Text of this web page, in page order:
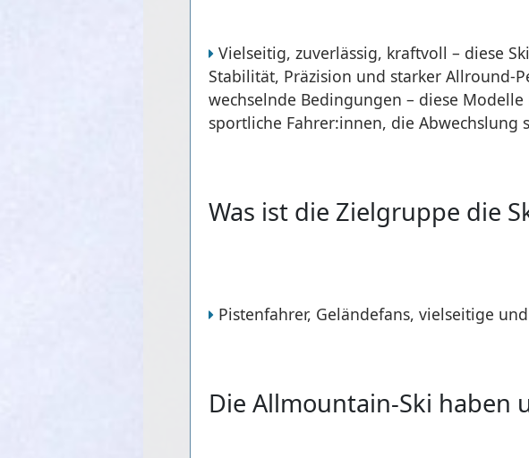
Vielseitig, zuverlässig, kraftvoll – diese
Stabilität, Präzision und starker Allround-
wechselnde Bedingungen – diese
sportliche Fahrer:innen, die Abwechslung
Was ist die Zielgruppe die
Pistenfahrer, Geländefans, vielseitige
Die Allmountain-Ski haben